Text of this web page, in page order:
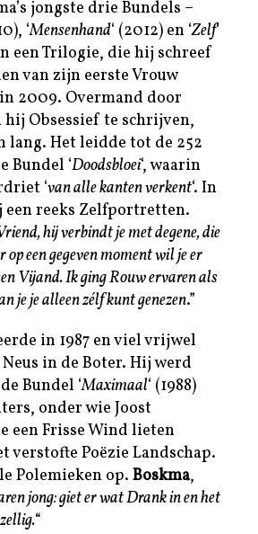
jongste drie Bundels –
‘Mensenhand‘ (2012) en ‘Zelf‘
een Trilogie, die hij schreef
van zijn eerste Vrouw
2009. Overmand door
Obsessief te schrijven,
lang. Het leidde tot de 252
Bundel ‘Doodsbloei‘, waarin
‘van alle kanten verkent‘. In
reeks Zelfportretten.
hij verbindt je met degene, die
een gegeven moment wil je er
Vijand. Ik ging Rouw ervaren als
je je alleen zélf kunt genezen.”
in 1987 en viel vrijwel
in de Boter. Hij werd
Bundel ‘Maximaal‘ (1988)
onder wie Joost
een Frisse Wind lieten
verstofte Poëzie Landschap.
Polemieken op. Boskma,
jong: giet er wat Drank in en het
“